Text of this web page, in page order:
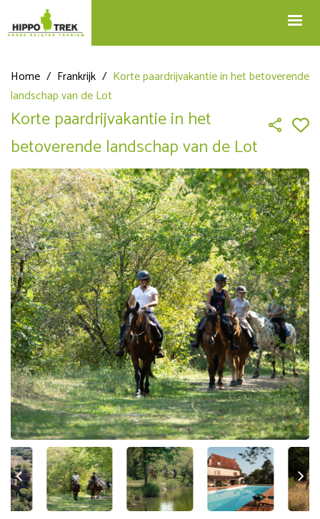
Home / Frankrijk / Korte paardrijvakantie in het betoverende
landschap van de Lot
Korte paardrijvakantie in het
betoverende landschap van de Lot